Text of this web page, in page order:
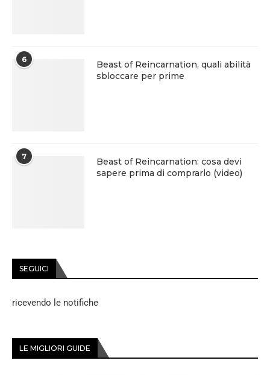
6
Beast of Reincarnation, quali abilità
sbloccare per prime
7
Beast of Reincarnation: cosa devi
sapere prima di comprarlo (video)
SEGUICI
ricevendo le notifiche
LE MIGLIORI GUIDE